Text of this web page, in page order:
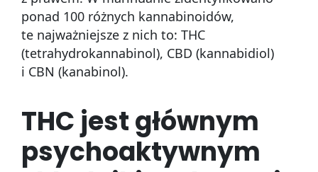
ponad 100 różnych kannabinoidów,
te najważniejsze z nich to: THC
(tetrahydrokannabinol), CBD (kannabidiol)
i CBN (kanabinol).
THC jest głównym
psychoaktywnym